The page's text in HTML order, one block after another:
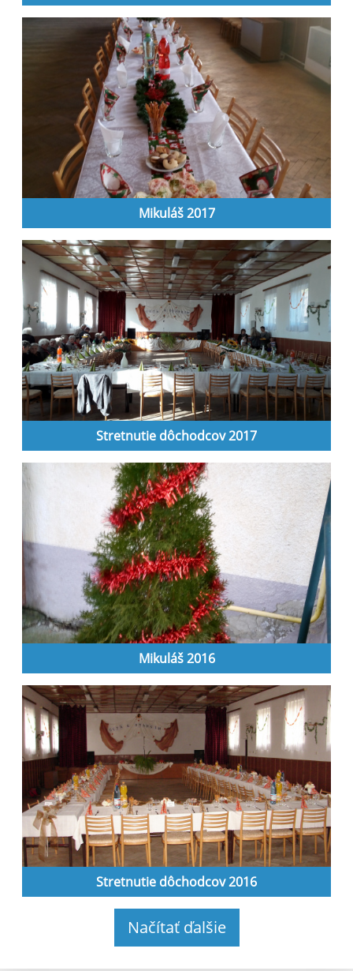
Mikuláš 2017
Stretnutie dôchodcov 2017
Mikuláš 2016
Stretnutie dôchodcov 2016
Načítať ďalšie